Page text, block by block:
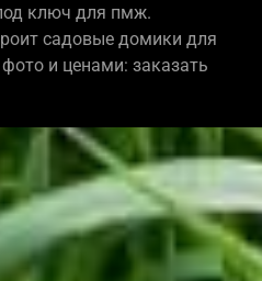
ключ для пмж.
садовые домики для
и ценами: заказать